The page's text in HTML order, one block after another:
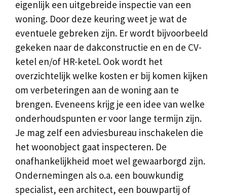
eigenlijk een uitgebreide inspectie van een
woning. Door deze keuring weet je wat de
eventuele gebreken zijn. Er wordt bijvoorbeeld
gekeken naar de dakconstructie en en de CV-
ketel en/of HR-ketel. Ook wordt het
overzichtelijk welke kosten er bij komen kijken
om verbeteringen aan de woning aan te
brengen. Eveneens krijg je een idee van welke
onderhoudspunten er voor lange termijn zijn.
Je mag zelf een adviesbureau inschakelen die
het woonobject gaat inspecteren. De
onafhankelijkheid moet wel gewaarborgd zijn.
Ondernemingen als o.a. een bouwkundig
specialist, een architect, een bouwpartij of